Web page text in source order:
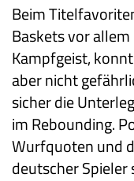
Beim
Baskets vor
Kampfgeist,
aber nicht
sicher die
im Rebounding.
Wurfquoten und
deutscher Spieler